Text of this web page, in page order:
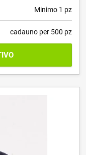
Minimo 1 pz
cadauno per 500 pz